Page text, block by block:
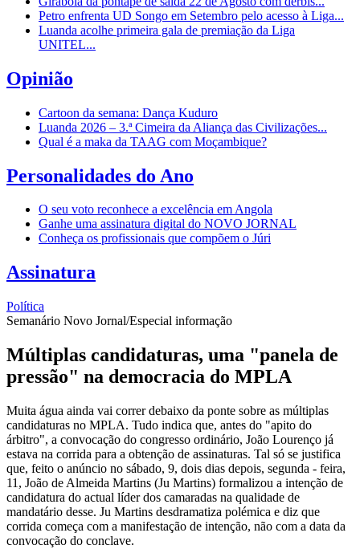
Petro enfrenta UD Songo em Setembro pelo acesso à Liga...
Luanda acolhe primeira gala de premiação da Liga
UNITEL...
Opinião
Cartoon da semana: Dança Kuduro
Luanda 2026 – 3.ª Cimeira da Aliança das Civilizações...
Qual é a maka da TAAG com Moçambique?
Personalidades do Ano
O seu voto reconhece a excelência em Angola
Ganhe uma assinatura digital do NOVO JORNAL
Conheça os profissionais que compõem o Júri
Assinatura
Política
Semanário Novo Jornal/Especial informação
Múltiplas candidaturas, uma "panela de
pressão" na democracia do MPLA
Muita água ainda vai correr debaixo da ponte sobre as múltiplas
candidaturas no MPLA. Tudo indica que, antes do "apito do
árbitro", a convocação do congresso ordinário, João Lourenço já
estava na corrida para a obtenção de assinaturas. Tal só se justifica
que, feito o anúncio no sábado, 9, dois dias depois, segunda - feira,
11, João de Almeida Martins (Ju Martins) formalizou a intenção de
candidatura do actual líder dos camaradas na qualidade de
mandatário desse. Ju Martins desdramatiza polémica e diz que
corrida começa com a manifestação de intenção, não com a data da
convocação do conclave.